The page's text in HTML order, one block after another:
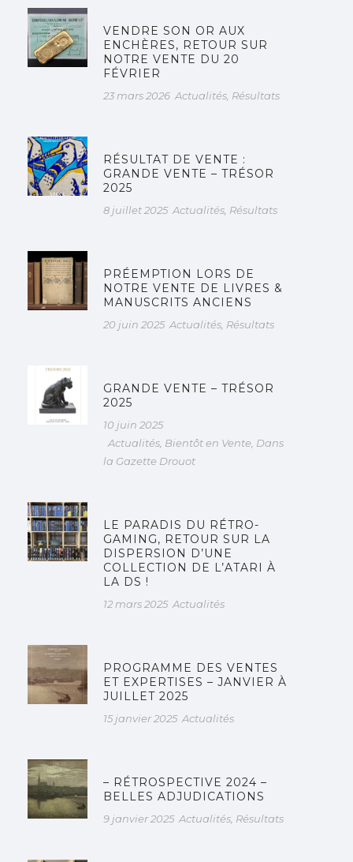
VENDRE SON OR AUX
ENCHÈRES, RETOUR SUR
NOTRE VENTE DU 20
FÉVRIER
23 mars 2026 Actualités, Résultats
RÉSULTAT DE VENTE :
GRANDE VENTE – TRÉSOR
2025
8 juillet 2025 Actualités, Résultats
PRÉEMPTION LORS DE
NOTRE VENTE DE LIVRES &
MANUSCRITS ANCIENS
20 juin 2025 Actualités, Résultats
GRANDE VENTE – TRÉSOR
2025
10 juin 2025
Actualités, Bientôt en Vente Dans
la Gazette Drouot
LE PARADIS DU RÉTRO-
GAMING, RETOUR SUR LA
DISPERSION D’UNE
COLLECTION DE L’ATARI À
LA DS !
12 mars 2025 Actualités
PROGRAMME DES VENTES
ET EXPERTISES – JANVIER À
JUILLET 2025
15 janvier 2025 Actualités
– RÉTROSPECTIVE 2024 –
BELLES ADJUDICATIONS
9 janvier 2025 Actualités, Résultats